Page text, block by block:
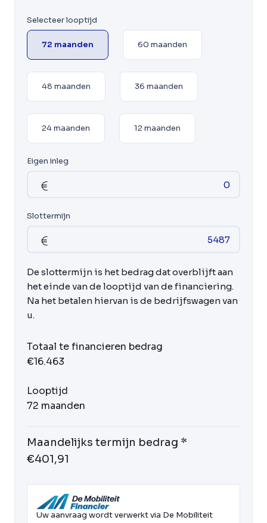
Selecteer looptijd
72 maanden 60 maanden
48 maanden 36 maanden
24 maanden 12 maanden
Eigen inleg
Slottermijn
De slottermijn is het bedrag dat overblijft aan
het einde van de looptijd van de financiering.
Na het betalen hiervan is de bedrijfswagen van
u.
Totaal te financieren bedrag
€16.463
Looptijd
72 maanden
Maandelijks termijn bedrag *
€401,91
Uw aanvraag wordt verwerkt via De Mobiliteit